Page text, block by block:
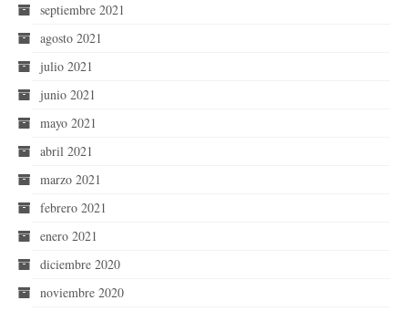
septiembre 2021
agosto 2021
julio 2021
junio 2021
mayo 2021
abril 2021
marzo 2021
febrero 2021
enero 2021
diciembre 2020
noviembre 2020